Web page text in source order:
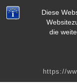
Diese
die
https://